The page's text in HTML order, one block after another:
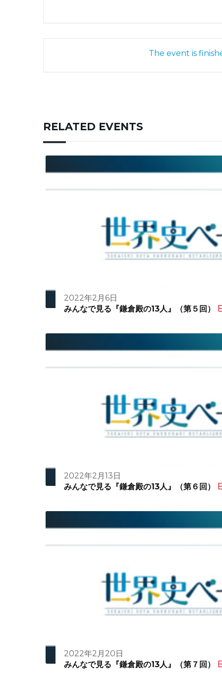
The event is
RELATED EVENTS
2022年2月6日
みんなで見る『鎌倉殿の13人』（第５回）
2022年2月13日
みんなで見る『鎌倉殿の13人』（第６回）
2022年2月20日
みんなで見る『鎌倉殿の13人』（第７回）